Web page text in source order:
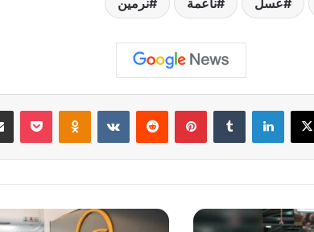
عسل ناعمة نرمين
‫X لينكدإن ‏Tumblr بينتيريست ‏Reddit
‏VKontakte
Odnoklassniki
‫Pocket
ل